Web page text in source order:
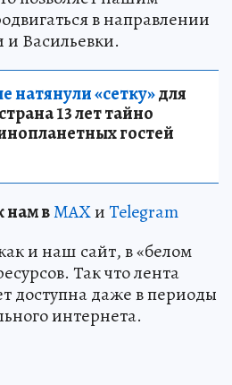
в направлении
и Васильевки.
«сетку»для
13 лет тайно
гостей
нам вMAXиTelegram
и наш сайт, в «белом
Так что лента
доступна даже в периоды
интернета.